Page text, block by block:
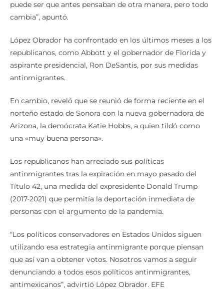
puede ser que antes pensaban de otra manera, pero todo
cambia”, apuntó.
López Obrador ha confrontado en los últimos meses a los
republicanos, como Abbott y el gobernador de Florida y
aspirante presidencial, Ron DeSantis, por sus medidas
antinmigrantes.
En cambio, reveló que se reunió de forma reciente en el
norteño estado de Sonora con la nueva gobernadora de
Arizona, la demócrata Katie Hobbs, a quien tildó como
una «muy buena persona».
Los republicanos han arreciado sus políticas
antinmigrantes tras la expiración en mayo pasado del
Título 42, una medida del expresidente Donald Trump
(2017-2021) que permitía la deportación inmediata de
personas con el argumento de la pandemia.
“Los políticos conservadores en Estados Unidos siguen
utilizando esa estrategia antinmigrante porque piensan
que así van a obtener votos. Nosotros vamos a seguir
denunciando a todos esos políticos antinmigrantes,
antimexicanos”, advirtió López Obrador. EFE